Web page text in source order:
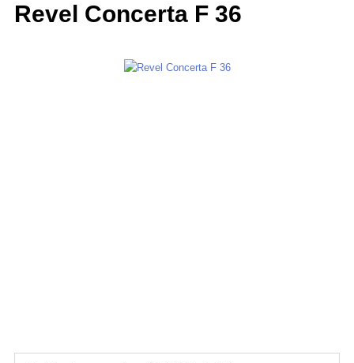
Revel Concerta F 36